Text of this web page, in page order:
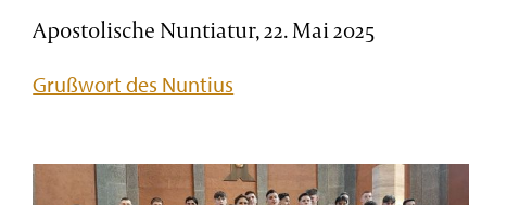
Apostolische Nuntiatur, 22. Mai 2025
Grußwort des Nuntius